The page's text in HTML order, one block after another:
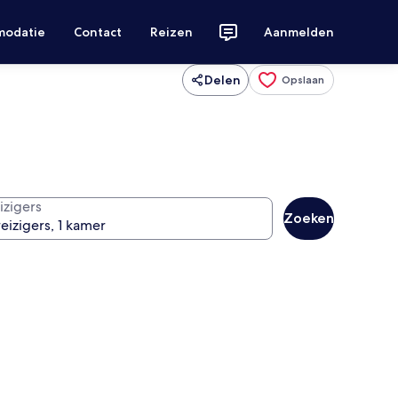
Contact Reizen Aanmelden
Delen Opslaan
Zoeken